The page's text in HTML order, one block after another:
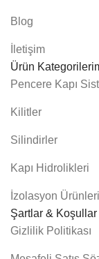
Blog
İletişim
Ürün
Pencere Kapı
Kilitler
Silindirler
Kapı Hidrolikleri
İzolasyon Ürünleri
Şartlar & Koşullar
Gizlilik Politikası